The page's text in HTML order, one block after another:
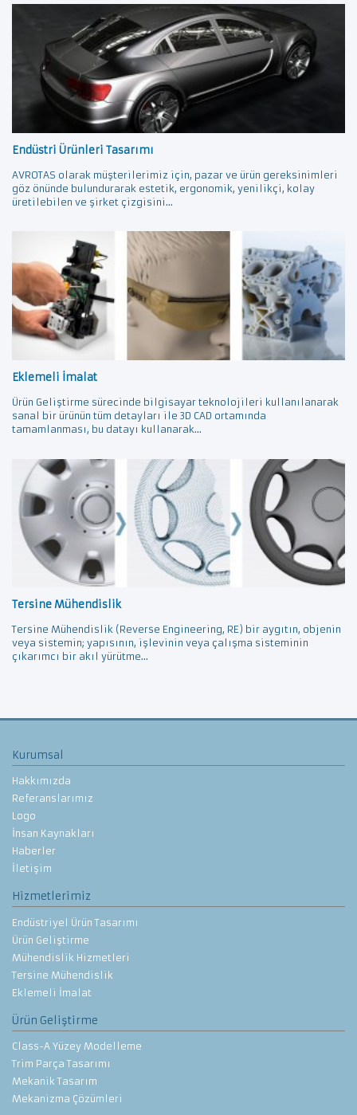
Endüstri Ürünleri Tasarımı
AVROTAS olarak müşterilerimiz için, pazar ve ürün gereksinimleri
göz önünde bulundurarak estetik, ergonomik, yenilikçi, kolay
üretilebilen ve şirket çizgisini...
Eklemeli İmalat
Ürün Geliştirme sürecinde bilgisayar teknolojileri kullanılanarak
sanal bir ürünün tüm detayları ile 3D CAD ortamında
tamamlanması, bu datayı kullanarak...
Tersine Mühendislik
Tersine Mühendislik (Reverse Engineering, RE) bir aygıtın, objenin
veya sistemin; yapısının, işlevinin veya çalışma sisteminin
çıkarımcı bir akıl yürütme...
Kurumsal
Hakkımızda
Referanslarımız
Logo
İnsan Kaynakları
Haberler
İletişim
Hizmetlerimiz
Endüstriyel Ürün Tasarımı
Ürün Geliştirme
Mühendislik Hizmetleri
Tersine Mühendislik
Eklemeli İmalat
Ürün Geliştirme
Class-A Yüzey Modelleme
Trim Parça Tasarımı
Mekanik Tasarım
Mekanizma Çözümleri